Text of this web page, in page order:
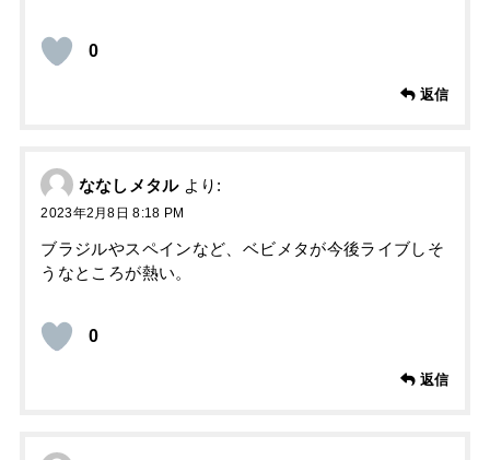
0
返信
ななしメタル より:
2023年2月8日 8:18 PM
ブラジルやスペインなど、ベビメタが今後ライブしそ
うなところが熱い。
0
返信